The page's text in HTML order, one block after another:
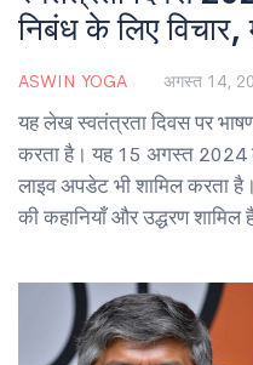
निबंध के लिए विचार,
नेहरू और भगत सिंह
ASWIN YOGA अगस्त 14,
यह लेख स्वतंत्रता दिवस पर
करता है। यह 15 अगस्त 2024
लाइव अपडेट भी शामिल करता
की कहानियाँ और उद्धरण
से किया गया है।